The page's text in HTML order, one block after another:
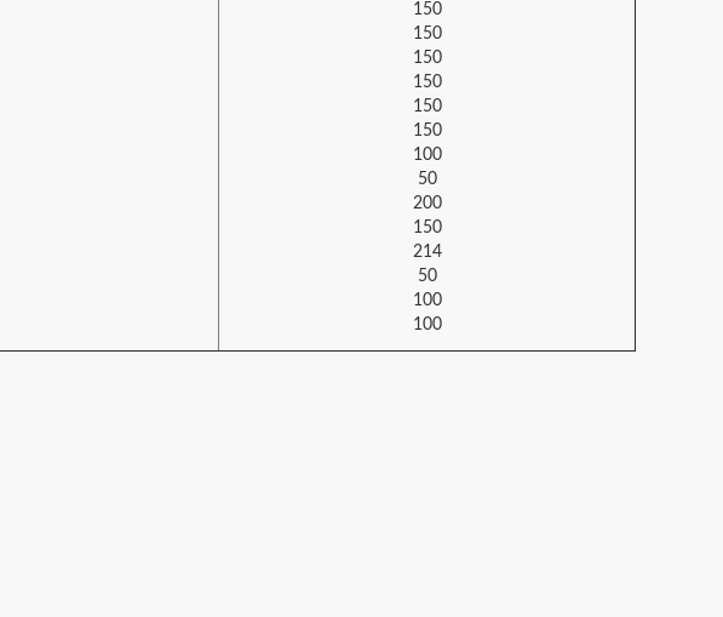
150
150
150
150
150
150
100
50
200
150
214
50
100
100